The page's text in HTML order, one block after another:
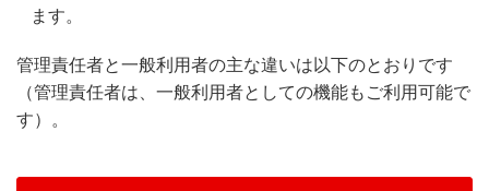
ます。
管理責任者と一般利用者の主な違いは以下のとおりです
（管理責任者は、一般利用者としての機能もご利用可能で
す）。